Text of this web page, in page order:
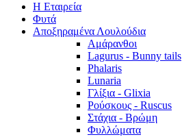
Η Εταιρεία
Φυτά
Αποξηραμένα Λουλούδια
Αμάρανθοι
Lagurus - Bunny tails
Phalaris
Lunaria
Γλίξια - Glixia
Ρούσκους - Ruscus
Στάχια - Βρώμη
Φυλλώματα